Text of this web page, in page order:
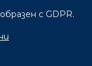
с GDPR.